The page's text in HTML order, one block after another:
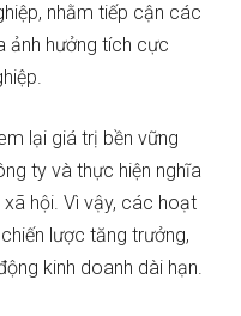
nhằm tiếp cận các
ảnh hưởng tích cực
lại giá trị bền vững
ty và thực hiện nghĩa
hội. Vì vậy, các hoạt
lược tăng trưởng,
kinh doanh dài hạn.